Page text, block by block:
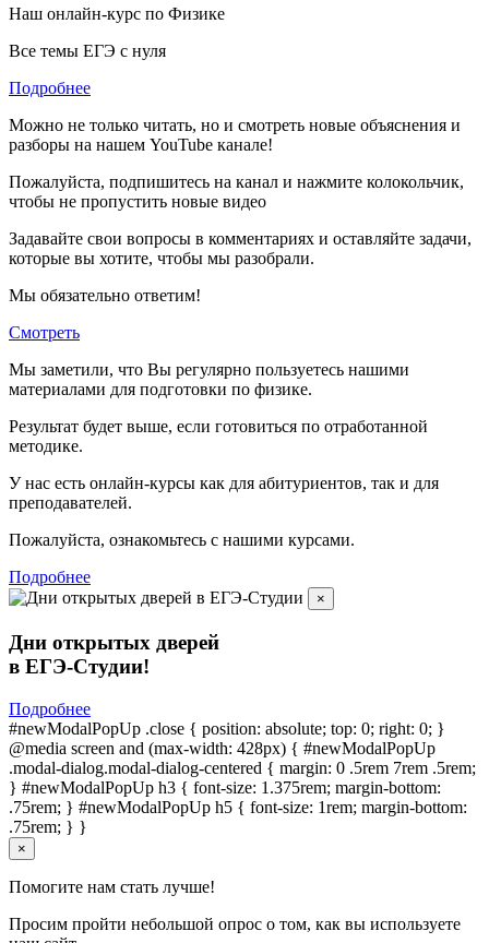
Наш онлайн-курс по Физике
Все темы ЕГЭ с нуля
Подробнее
Можно не только читать, но и смотреть новые объяснения и
разборы на нашем YouTube канале!
Пожалуйста, подпишитесь на канал и нажмите колокольчик,
чтобы не пропустить новые видео
Задавайте свои вопросы в комментариях и оставляйте задачи,
которые вы хотите, чтобы мы разобрали.
Мы обязательно ответим!
Смотреть
Мы заметили, что Вы регулярно пользуетесь нашими
материалами для подготовки по физике.
Результат будет выше, если готовиться по отработанной
методике.
У нас есть онлайн-курсы как для абитуриентов, так и для
преподавателей.
Пожалуйста, ознакомьтесь с нашими курсами.
Подробнее
×
Дни открытых дверей
в ЕГЭ-Студии!
Подробнее
#newModalPopUp .close { position: absolute; top: 0; right: 0; }
@media screen and (max-width: 428px) { #newModalPopUp
.modal-dialog.modal-dialog-centered { margin: 0 .5rem 7rem .5rem;
} #newModalPopUp h3 { font-size: 1.375rem; margin-bottom:
.75rem; } #newModalPopUp h5 { font-size: 1rem; margin-bottom:
.75rem; } }
×
Помогите нам стать лучше!
Просим пройти небольшой опрос о том, как вы используете